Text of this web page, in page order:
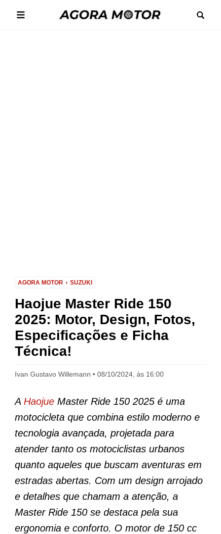
AGORA MOTOR SUZUKI
Haojue Master Ride 150
2025: Motor, Design, Fotos,
Especificações e Ficha
Técnica!
Ivan Gustavo Willemann 08/10/2024, às 16:00
A Haojue Master Ride 150 2025 é uma
motocicleta que combina estilo moderno e
tecnologia avançada, projetada para
atender tanto os motociclistas urbanos
quanto aqueles que buscam aventuras em
estradas abertas. Com um design arrojado
e detalhes que chamam a atenção, a
Master Ride 150 se destaca pela sua
ergonomia e conforto. O motor de 150 cc